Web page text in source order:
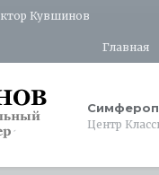
Кувшинов
Главная
Центр